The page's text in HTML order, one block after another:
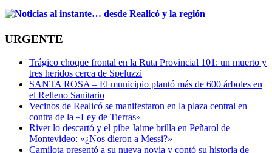
URGENTE
Trágico choque frontal en la Ruta Provincial 101: un muerto y
tres heridos cerca de Speluzzi
SANTA ROSA – El municipio plantó más de 600 árboles en
el Relleno Sanitario
Vecinos de Realicó se manifestaron en la plaza central en
contra de la «Ley de Tierras»
River lo descartó y el pibe Jaime brilla en Peñarol de
Montevideo: «¿Nos dieron a Messi?»
Camilota presentó a su nueva novia y contó su historia de